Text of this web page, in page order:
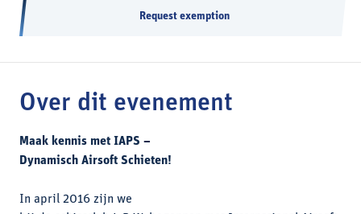
Request exemption
Over dit evenement
Maak kennis met IAPS –
Dynamisch Airsoft Schieten!
In april 2016 zijn we